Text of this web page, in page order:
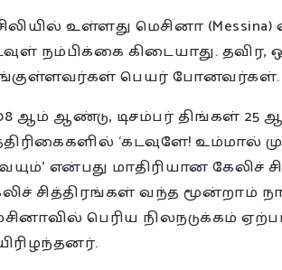
உள்ளது மெசினா
நம்பிக்கை கிடையாது. தவிர,
பெயர் போனவர்கள்.
ஆம் ஆண்டு, டிசம்பர் திங்கள் 25
‘கடவுளே! உம்மால்
என்பது மாதிரியான கேலிச்
சித்திரங்கள் வந்த மூன்றாம்
பெரிய நிலநடுக்கம்